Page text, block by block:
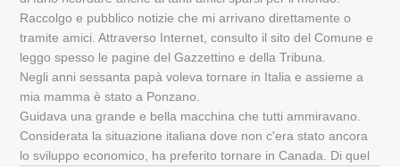
Raccolgo e pubblico notizie che mi arrivano direttamente o
tramite amici. Attraverso Internet, consulto il sito del Comune e
leggo spesso le pagine del Gazzettino e della Tribuna.
Negli anni sessanta papà voleva tornare in Italia e assieme a
mia mamma è stato a Ponzano.
Guidava una grande e bella macchina che tutti ammiravano.
Considerata la situazione italiana dove non c'era stato ancora
lo sviluppo economico, ha preferito tornare in Canada.
Di quel